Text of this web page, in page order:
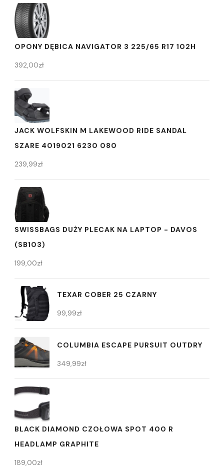
OPONY DĘBICA NAVIGATOR 3 225/65 R17 102H
392,00zł
JACK WOLFSKIN M LAKEWOOD RIDE SANDAL
SZARE 4019021 6230 080
239,99zł
SWISSBAGS DUŻY PLECAK NA LAPTOP - DAVOS
(SB103)
199,00zł
TEXAR COBER 25 CZARNY
99,99zł
COLUMBIA ESCAPE PURSUIT OUTDRY
349,99zł
BLACK DIAMOND CZOŁOWA SPOT 400 R
HEADLAMP GRAPHITE
189,00zł